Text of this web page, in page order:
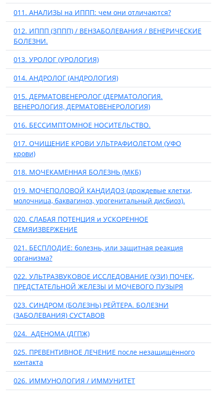
011. АНАЛИЗЫ на ИППП: чем они отличаются?
012. ИППП (ЗППП) / ВЕНЗАБОЛЕВАНИЯ / ВЕНЕРИЧЕСКИЕ
БОЛЕЗНИ.
013. УРОЛОГ (УРОЛОГИЯ)
014. АНДРОЛОГ (АНДРОЛОГИЯ)
015. ДЕРМАТОВЕНЕРОЛОГ (ДЕРМАТОЛОГИЯ.
ВЕНЕРОЛОГИЯ, ДЕРМАТОВЕНЕРОЛОГИЯ)
016. БЕССИМПТОМНОЕ НОСИТЕЛЬСТВО.
017. ОЧИЩЕНИЕ КРОВИ УЛЬТРАФИОЛЕТОМ (УФО
крови)
018. МОЧЕКАМЕННАЯ БОЛЕЗНЬ (МКБ)
019. МОЧЕПОЛОВОЙ КАНДИДОЗ (дрождевые клетки,
молочница, баквагиноз, урогенитальный дисбиоз).
020. СЛАБАЯ ПОТЕНЦИЯ и УСКОРЕННОЕ
СЕМЯИЗВЕРЖЕНИЕ
021. БЕСПЛОДИЕ: болезнь, или защитная реакция
организма?
022. УЛЬТРАЗВУКОВОЕ ИССЛЕДОВАНИЕ (УЗИ) ПОЧЕК,
ПРЕДСТАТЕЛЬНОЙ ЖЕЛЕЗЫ И МОЧЕВОГО ПУЗЫРЯ
023. СИНДРОМ (БОЛЕЗНЬ) РЕЙТЕРА. БОЛЕЗНИ
(ЗАБОЛЕВАНИЯ) СУСТАВОВ
024. АДЕНОМА (ДГПЖ)
025. ПРЕВЕНТИВНОЕ ЛЕЧЕНИЕ после незащищённого
контакта
026. ИММУНОЛОГИЯ / ИММУНИТЕТ